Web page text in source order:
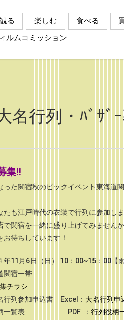
観る 楽しむ 食べる
ルムコミッション
名行列・ﾊﾞｻﾞ
集‼
った関宿秋のビックイベント東海道
たも江戸時代の衣装で行列に参加し
で関宿を一緒に盛り上げてみません
待ちしています！
月6日（日） 10：00~15：00【雨
宿一帯
チラシ
列参加申込書 Excel： 大名行列申
表 PDF ： 行列役柄